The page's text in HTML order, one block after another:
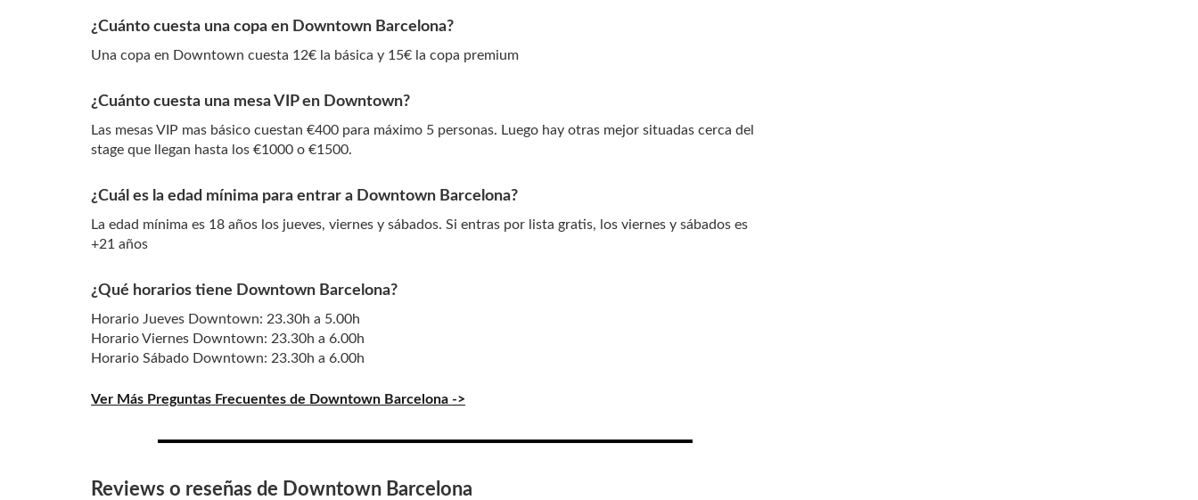
¿Cuánto cuesta una copa en Downtown Barcelona?
Una copa en Downtown cuesta 12€ la básica y 15€ la copa premium
¿Cuánto cuesta una mesa VIP en Downtown?
Las mesas VIP mas básico cuestan €400 para máximo 5 personas. Luego hay otras mejor situadas cerca del
stage que llegan hasta los €1000 o €1500.
¿Cuál es la edad mínima para entrar a Downtown Barcelona?
La edad mínima es 18 años los jueves, viernes y sábados. Si entras por lista gratis, los viernes y sábados es
+21 años
¿Qué horarios tiene Downtown Barcelona?
Horario Jueves Downtown: 23.30h a 5.00h
Horario Viernes Downtown: 23.30h a 6.00h
Horario Sábado Downtown: 23.30h a 6.00h
Ver Más Preguntas Frecuentes de Downtown Barcelona ->
Reviews o reseñas de Downtown Barcelona